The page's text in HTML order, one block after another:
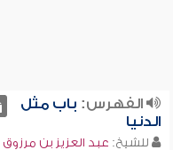
الفهرس: باب مثل
الدنيا
للشيخ: عبد العزيز بن مرزوق